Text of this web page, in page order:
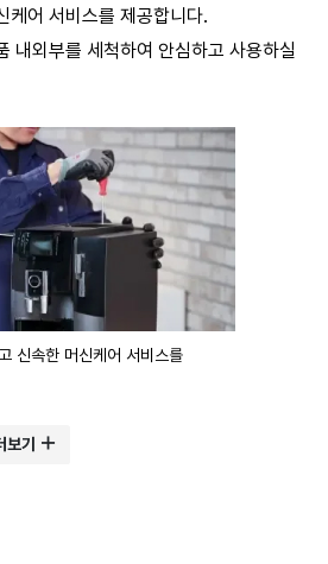
케어 서비스를 제공합니다.
내외부를 세척하여 안심하고 사용하실
신속한 머신케어 서비스를
보기